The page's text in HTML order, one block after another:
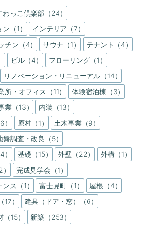
わっこ倶楽部（24）
（1）
インテリア（7）
チン（4） サウナ（1）
テナント（4）
ビル（4）
フローリング（1）
リノベーション・リニューアル（14）
所・オフィス（11）
体験宿泊棟（3）
業（13）
内装（13）
原村（1）
土木事業（9）
盤調査・改良（5）
基礎（15） 外壁（22）
外構（1）
完成見学会（1）
ス（1）
富士見町（1）
屋根（4）
17）
建具（ドア・窓）（6）
（15）
新築（253）